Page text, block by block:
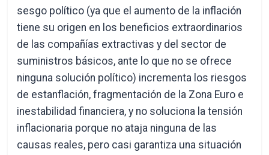
sesgo político (ya que el aumento de la inflación
tiene su origen en los beneficios extraordinarios
de las compañías extractivas y del sector de
suministros básicos, ante lo que no se ofrece
ninguna solución político) incrementa los riesgos
de estanflación, fragmentación de la Zona Euro e
inestabilidad financiera, y no soluciona la tensión
inflacionaria porque no ataja ninguna de las
causas reales, pero casi garantiza una situación